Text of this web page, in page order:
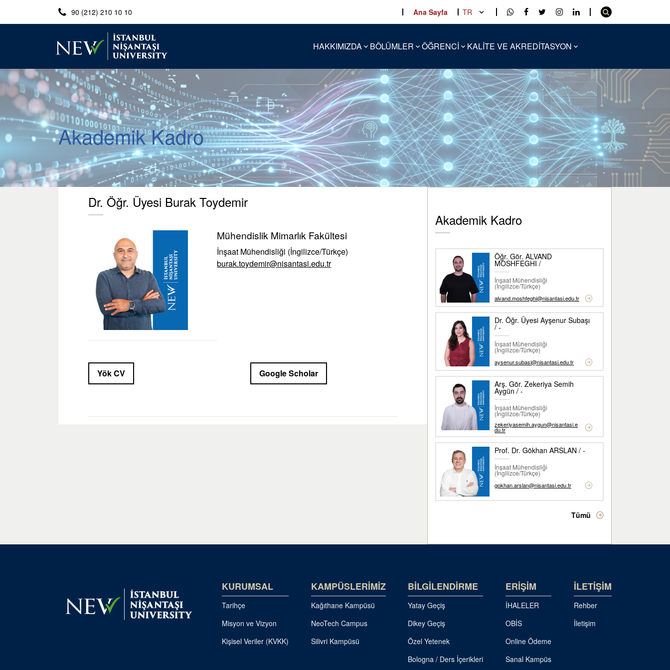
90 (212) 210 10 10 Ana Sayfa TR
HAKKIMIZDA BÖLÜMLER ÖĞRENCİ KALİTE VE AKREDİTASYON
Akademik Kadro
Dr. Öğr. Üyesi Burak Toydemir
Mühendislik Mimarlık Fakültesi
İnşaat Mühendisliği (İngilizce/Türkçe)
burak.toydemir@nisantasi.edu.tr
Yök CV Google Scholar
Akademik Kadro
Öğr. Gör. ALVAND
MOSHFEGHI /
İnşaat Mühendisliği
(İngilizce/Türkçe)
alvand.moshfeghi@nisantasi.edu.tr
Dr. Öğr. Üyesi Ayşenur Subaşı
/ -
İnşaat Mühendisliği
(İngilizce/Türkçe)
aysenur.subasi@nisantasi.edu.tr
Arş. Gör. Zekeriya Semih
Aygün / -
İnşaat Mühendisliği
(İngilizce/Türkçe)
zekeriyasemih.aygun@nisantasi.e
du.tr
Prof. Dr. Gökhan ARSLAN / -
İnşaat Mühendisliği
(İngilizce/Türkçe)
gokhan.arslan@nisantasi.edu.tr
Tümü
KURUMSAL
Tarihçe
Misyon ve Vizyon
Kişisel Veriler (KVKK)
KAMPÜSLERİMİZ
Kağıthane Kampüsü
NeoTech Campus
Silivri Kampüsü
BİLGİLENDİRME
Yatay Geçiş
Dikey Geçiş
Özel Yetenek
Bologna / Ders İçerikleri
ERİŞİM
İHALELER
OBİS
Online Ödeme
Sanal Kampüs
İLETİŞİM
Rehber
İletişim